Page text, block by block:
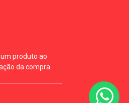
produto ao
da compra.